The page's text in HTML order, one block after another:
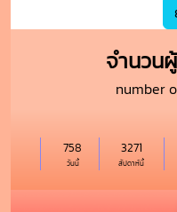
จำนวน
number
วันนี้
758
สัปดาห์นี้
3271